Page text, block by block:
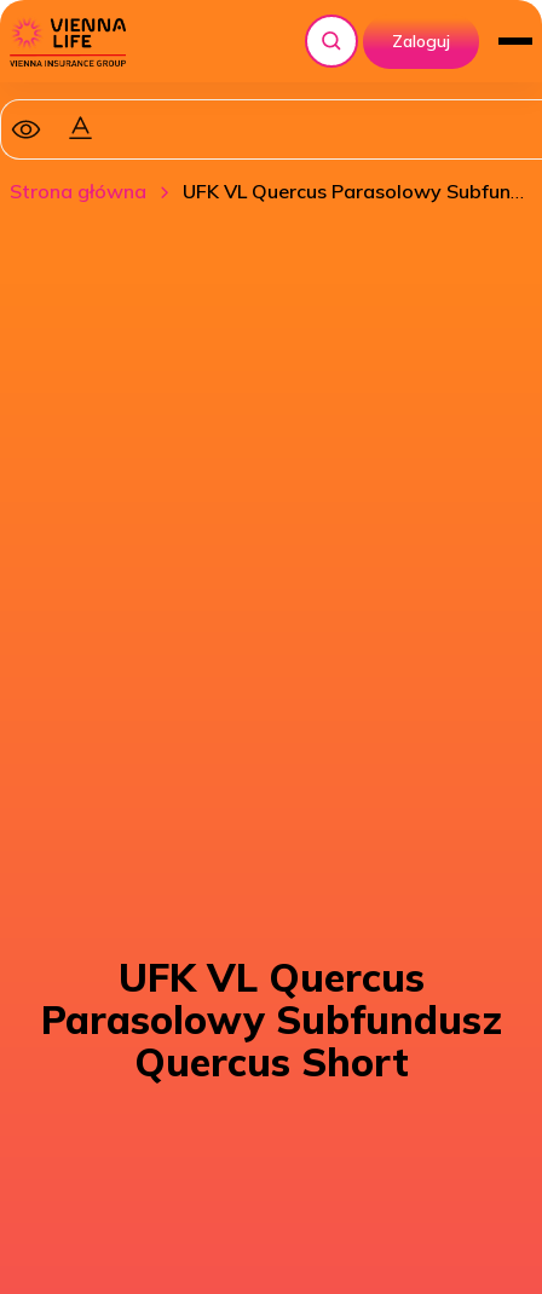
Szukaj
Zaloguj
Strona główna UFK VL Quercus Parasolowy Subfundusz Quercus Short
UFK VL Quercus
Parasolowy Subfundusz
Quercus Short